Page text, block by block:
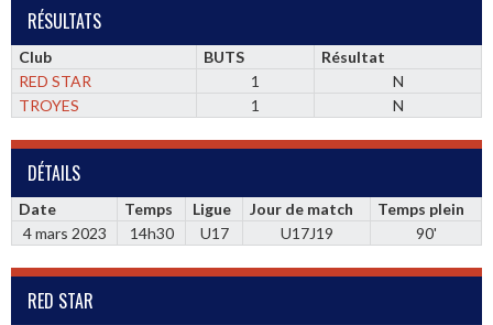
RÉSULTATS
Club BUTS
Résultat
RED STAR
1
N
TROYES
1 N
DÉTAILS
Date Temps Ligue Jour de match
Temps plein
4 mars 2023
14h30 U17 U17J19 90'
RED STAR